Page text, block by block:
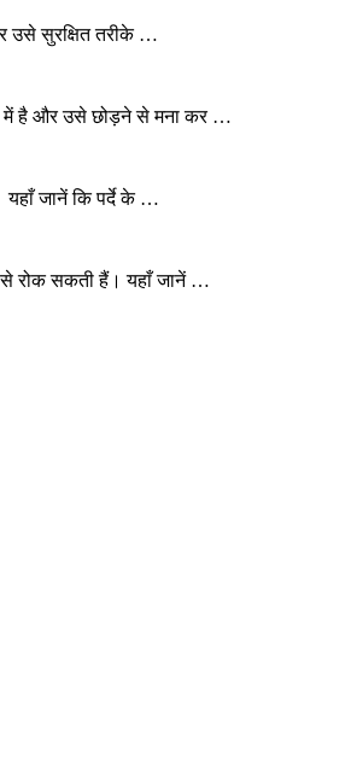
उसे सुरक्षित तरीके …
में है और उसे छोड़ने से मना कर …
यहाँ जानें कि पर्दे के …
से रोक सकती हैं। यहाँ जानें …